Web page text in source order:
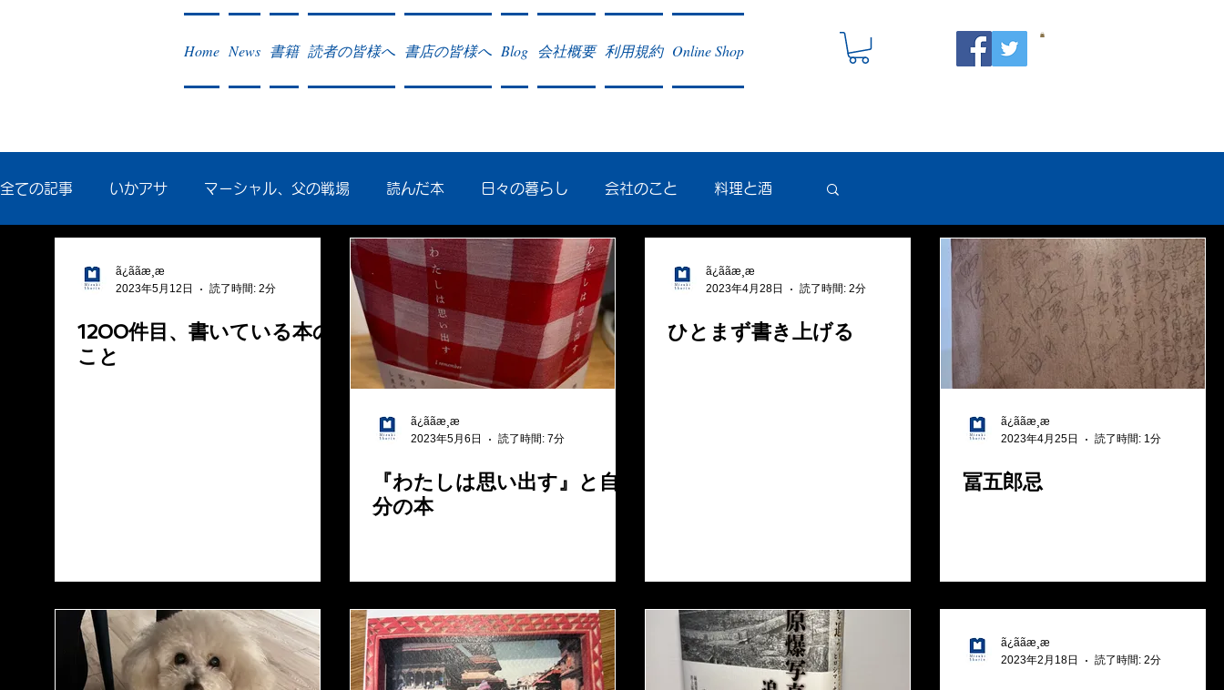
Home News 書籍 読者の皆様へ 書店の皆様へ Blog 会社概要 利用規約 Online Shop
全ての記事 いかアサ マーシャル、父の戦場 読んだ本 日々の暮らし 会社のこと 料理と酒
戦争社会学研究 民族曼陀羅 中國大陸
作った本・作っている本 記事掲載・広告 病気のこと クリーム 往復書簡
ã¿ããæ¸æ
2023年5月12日
読了時間: 2分
1200件目、書いている本の
こと
ã¿ããæ¸æ
2023年5月6日
読了時間: 7分
『わたしは思い出す』と自
分の本
ã¿ããæ¸æ
2023年4月28日
読了時間: 2分
ひとまず書き上げる
ã¿ããæ¸æ
2023年4月25日
読了時間: 1分
冨五郎忌
ã¿ããæ¸æ
2023年2月18日
読了時間: 2分